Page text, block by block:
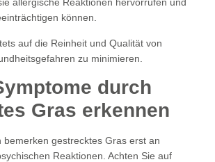
können.
auf die Reinheit und Qualität von
zu minimieren.
durch
Gras erkennen
bemerken gestrecktes Gras erst an
Reaktionen. Achten Sie auf